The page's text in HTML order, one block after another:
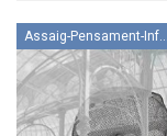
Assaig-Pensament-Informació